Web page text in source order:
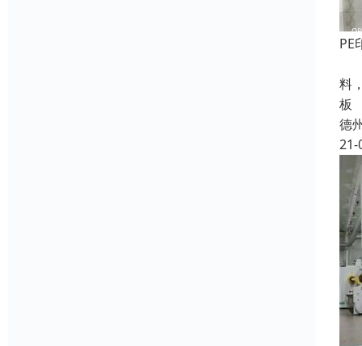
PE
料
板
德
21-